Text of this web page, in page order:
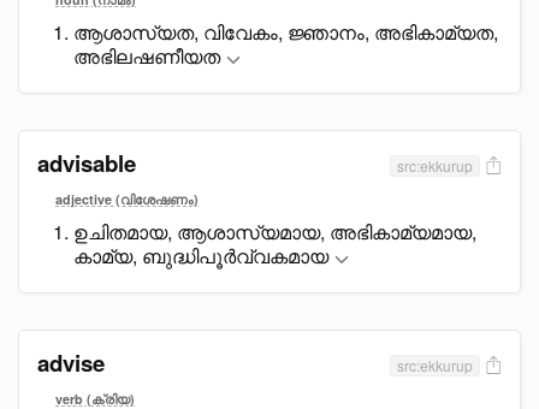
ആശാസ്യത, വിവേകം, ജ്ഞാനം, അഭികാമ്യത,
അഭിലഷണീയത
advisable src:ekkurup
adjective (വിശേഷണം)
ഉചിതമായ, ആശാസ്യമായ, അഭികാമ്യമായ,
കാമ്യ, ബുദ്ധിപൂർവ്വകമായ
advise src:ekkurup
verb (ക്രിയ)